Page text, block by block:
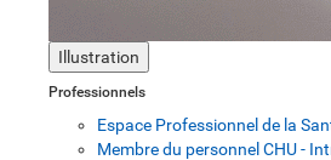
Illustration
Professionnels
Espace Professionnel de la
Membre du personnel CHU -